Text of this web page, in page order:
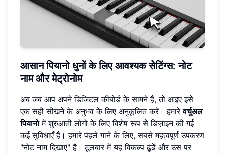
आसान पियानो धुनों के लिए आवश्यक सेटिंग्स: नोट
नाम और मेट्रोनोम
अब जब आप अपने डिजिटल कीबोर्ड के सामने हैं, तो आइए इसे
एक सही सीखने के अनुभव के लिए अनुकूलित करें। हमारेवर्चुअल
पियानोमें शुरुआती लोगों के लिए विशेष रूप से डिज़ाइन की गई
कई सुविधाएँ हैं। हमारे पहले गाने के लिए, सबसे महत्वपूर्ण उपकरण
"नोट नाम दिखाएं" है। टूलबार में यह विकल्प ढूंढें और उस पर